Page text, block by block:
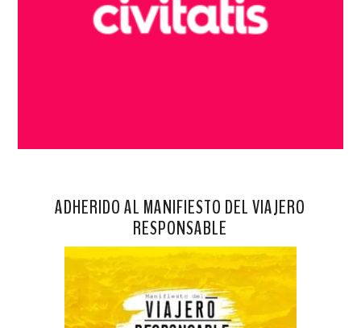
ADHERIDO AL MANIFIESTO DEL VIAJERO
RESPONSABLE